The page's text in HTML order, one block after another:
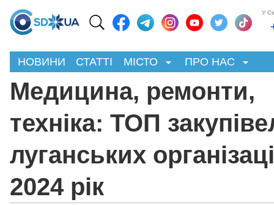
У
НОВИНИ СТАТТІ МІСТО ПРО НАС
Медицина, ремонти,
техніка: ТОП
луганських
2024 рік